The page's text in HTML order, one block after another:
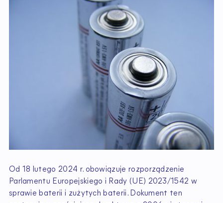
Od 18 lutego 2024 r. obowiązuje rozporządzenie
Parlamentu Europejskiego i Rady (UE) 2023/1542 w
sprawie baterii i zużytych baterii. Dokument ten